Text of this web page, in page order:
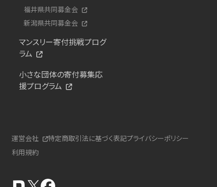
福井県共同募金会
新潟県共同募金会
マンスリー寄付挑戦プログ
ラム
小さな団体の寄付募集応
援プログラム
運営会社 特定商取引法に基づく表記プライバシーポリシー
利用規約